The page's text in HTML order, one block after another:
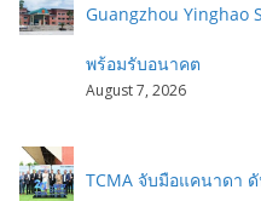
Guangzhou Yinghao
พร้อมรับอนาคต
August 7, 2026
TCMA จับมือแคนาดา